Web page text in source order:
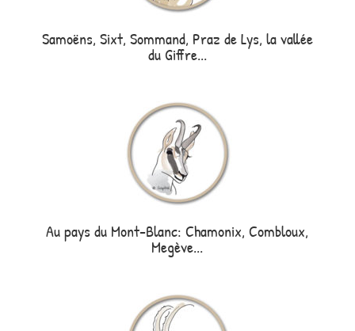
Samoëns, Sixt, Sommand, Praz de Lys, la vallée
du Giffre...
Au pays du Mont-Blanc: Chamonix, Combloux,
Megève...